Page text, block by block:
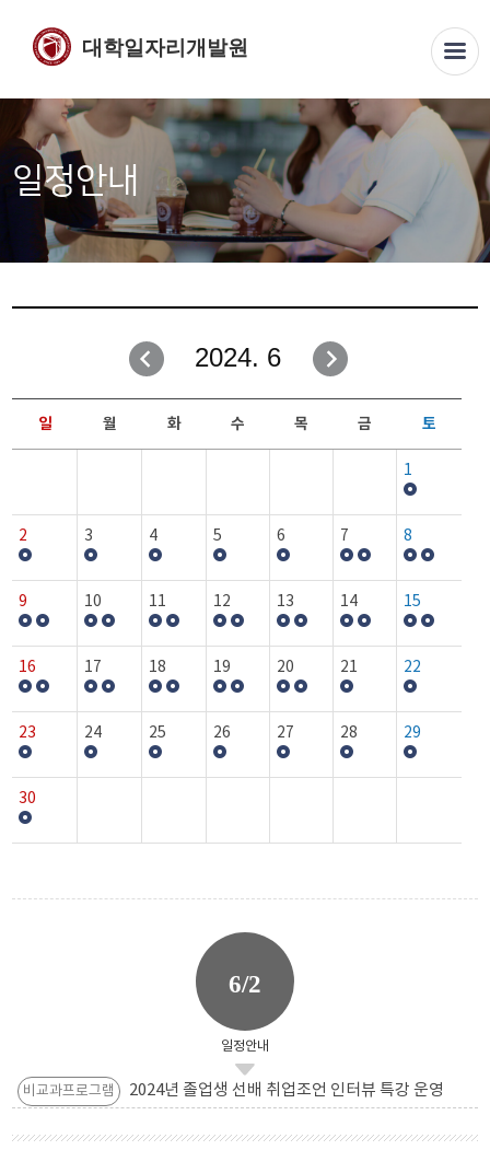
대학일자리개발원
일정안내
2024. 6
일 월 화 수 목 금 토
1
2 3 4 5 6 7 8
9 10 11 12 13 14 15
16 17 18 19 20 21 22
23 24 25 26 27 28 29
30
6/2
일정안내
비교과프로그램 2024년 졸업생 선배 취업조언 인터뷰 특강 운영